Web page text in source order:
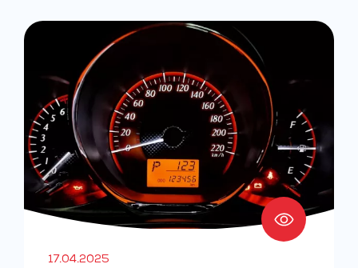
17.04.2025